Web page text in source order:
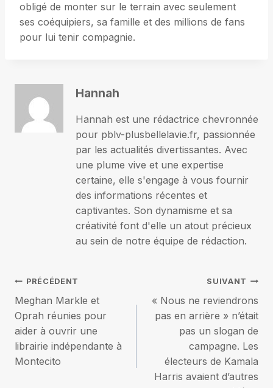
obligé de monter sur le terrain avec seulement
ses coéquipiers, sa famille et des millions de fans
pour lui tenir compagnie.
Hannah
Hannah est une rédactrice chevronnée
pour pblv-plusbellelavie.fr, passionnée
par les actualités divertissantes. Avec
une plume vive et une expertise
certaine, elle s'engage à vous fournir
des informations récentes et
captivantes. Son dynamisme et sa
créativité font d'elle un atout précieux
au sein de notre équipe de rédaction.
Navigation
de
l’article
PRÉCÉDENT
Meghan Markle et
Oprah réunies pour
aider à ouvrir une
librairie indépendante à
Montecito
SUIVANT
« Nous ne reviendrons
pas en arrière » n’était
pas un slogan de
campagne. Les
électeurs de Kamala
Harris avaient d’autres